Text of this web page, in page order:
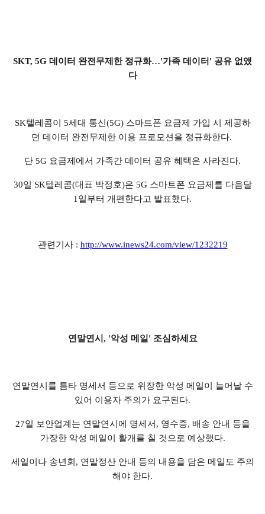
SKT, 5G 데이터 완전무제한 정규화…'가족 데이터' 공유 없앴
다
SK텔레콤이 5세대 통신(5G) 스마트폰 요금제 가입 시 제공하
던 데이터 완전무제한 이용 프로모션을 정규화한다.
단 5G 요금제에서 가족간 데이터 공유 혜택은 사라진다.
30일 SK텔레콤(대표 박정호)은 5G 스마트폰 요금제를 다음달
1일부터 개편한다고 발표했다.
관련기사 : http://www.inews24.com/view/1232219
연말연시, '악성 메일' 조심하세요
연말연시를 틈타 명세서 등으로 위장한 악성 메일이 늘어날 수
있어 이용자 주의가 요구된다.
27일 보안업계는 연말연시에 명세서, 영수증, 배송 안내 등을
가장한 악성 메일이 활개를 칠 것으로 예상했다.
세일이나 송년회, 연말정산 안내 등의 내용을 담은 메일도 주의
해야 한다.